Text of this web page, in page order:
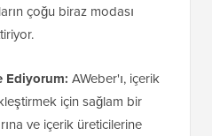
çoğu biraz modası
Ediyorum: AWeber'ı, içerik
için sağlam bir
ve içerik üreticilerine